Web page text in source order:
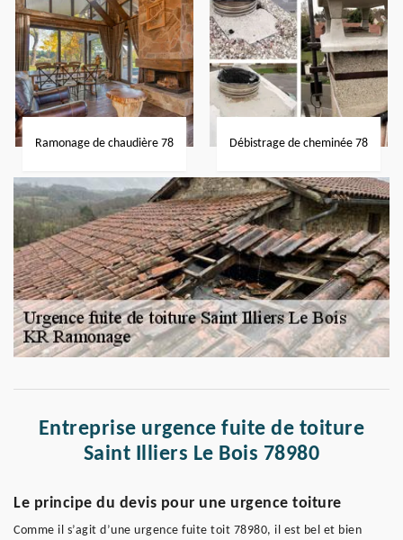
Ramonage de chaudière 78 Débistrage de cheminée 78
Entreprise urgence fuite de toiture
Saint Illiers Le Bois 78980
Le principe du devis pour une urgence toiture
Comme il s’agit d’une urgence fuite toit 78980, il est bel et bien